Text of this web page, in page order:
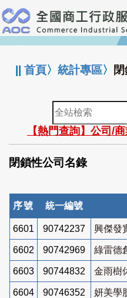
跳
到
主
要
:::
||首頁〉統計專區〉
全
站
檢
索
【熱門查詢】公司/
閉鎖性公司名錄
序號 統一編號
6601 90742237 興傑發
6602 90742969 綠雷德
6603 90744832 金雨樹
6604 90746352 妍美學